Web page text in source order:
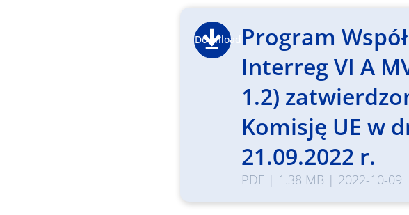
Download Program
Interreg VI A
1.2)
Komisję UE w
21.09.2022 r.
PDF | 1.38 MB | 2022-10-09